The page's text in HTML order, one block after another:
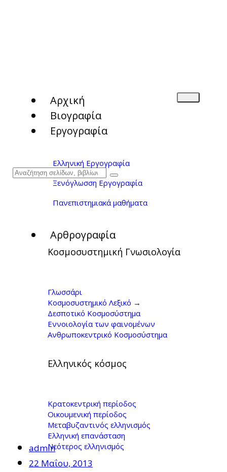
Αρχική
Βιογραφία
Εργογραφία
Ελληνική Εργογραφία
Ξενόγλωσση Εργογραφία
Πανεπιστημιακά μαθήματα
Αρθρογραφία
Κοσμοσυστημική Γνωσιολογία
Γλωσσάρι
Κοσμοσυστημικό Λεξικό →
Δεσποτικό Κοσμοσύστημα
Εννοιολογία των φαινομένων
Ανθρωποκεντρικό Κοσμοσύστημα
Ελληνικός κόσμος
Κρατοκεντρική περίοδος
Οικουμενική περίοδος
Μεταβυζαντινός ελληνισμός
Ελληνική επανάσταση
Νεότερος ελληνισμός
"Γιώργος
Κοντογιώργης" -
16.5.2013
admin
22 Μαΐου, 2013